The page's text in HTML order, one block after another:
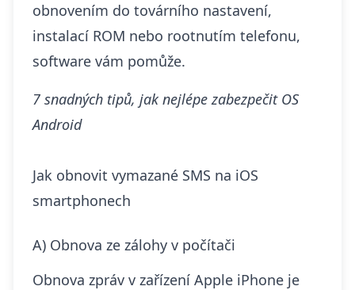
obnovením do továrního nastavení,
instalací ROM nebo rootnutím telefonu,
software vám pomůže.
7 snadných tipů, jak nejlépe zabezpečit OS
Android
Jak obnovit vymazané SMS na iOS
smartphonech
A) Obnova ze zálohy v počítači
Obnova zpráv v zařízení Apple iPhone je